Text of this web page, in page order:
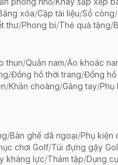
xóa/Cặp tài liệu/Sổ còng/
thư/Phong bì/Thẻ quà tặng/
thun/Quần nam/Áo khoác
/Đồng hồ thời trang/Đồng hồ
/Khăn choàng/Găng tay/Phụ
/Bàn ghế dã ngoại/Phụ kiện
chơi Golf/Túi đựng gậy
kháng lực/Thảm tập/Dụng